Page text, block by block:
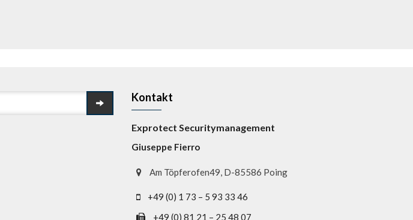
Kontakt
Exprotect Securitymanagement
Giuseppe Fierro
Am Töpferofen49, D-85586 Poing
+49 (0) 1 73 – 5 93 33 46
+49 (0) 81 21 – 25 48 07